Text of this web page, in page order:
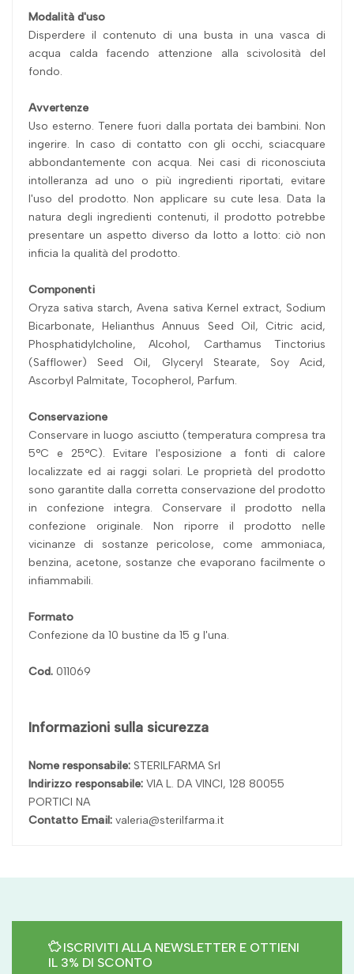
Modalità d'uso
Disperdere il contenuto di una busta in una vasca di
acqua calda facendo attenzione alla scivolosità del
fondo.
Avvertenze
Uso esterno. Tenere fuori dalla portata dei bambini. Non
ingerire. In caso di contatto con gli occhi, sciacquare
abbondantemente con acqua. Nei casi di riconosciuta
intolleranza ad uno o più ingredienti riportati, evitare
l'uso del prodotto. Non applicare su cute lesa. Data la
natura degli ingredienti contenuti, il prodotto potrebbe
presentare un aspetto diverso da lotto a lotto: ciò non
inficia la qualità del prodotto.
Componenti
Oryza sativa starch, Avena sativa Kernel extract, Sodium
Bicarbonate, Helianthus Annuus Seed Oil, Citric acid,
Phosphatidylcholine, Alcohol, Carthamus Tinctorius
(Safflower) Seed Oil, Glyceryl Stearate, Soy Acid,
Ascorbyl Palmitate, Tocopherol, Parfum.
Conservazione
Conservare in luogo asciutto (temperatura compresa tra
5°C e 25°C). Evitare l'esposizione a fonti di calore
localizzate ed ai raggi solari. Le proprietà del prodotto
sono garantite dalla corretta conservazione del prodotto
in confezione integra. Conservare il prodotto nella
confezione originale. Non riporre il prodotto nelle
vicinanze di sostanze pericolose, come ammoniaca,
benzina, acetone, sostanze che evaporano facilmente o
infiammabili.
Formato
Confezione da 10 bustine da 15 g l'una.
Cod. 011069
Informazioni sulla sicurezza
Nome responsabile: STERILFARMA Srl
Indirizzo responsabile: VIA L. DA VINCI, 128 80055
PORTICI NA
Contatto Email: valeria@sterilfarma.it
ISCRIVITI ALLA NEWSLETTER E OTTIENI
IL 3% DI SCONTO